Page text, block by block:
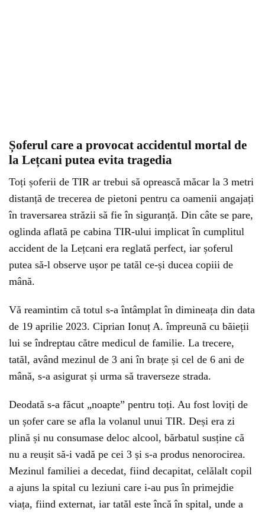
Șoferul care a provocat accidentul mortal de
la Lețcani putea evita tragedia
Toți șoferii de TIR ar trebui să oprească măcar la 3 metri
distanță de trecerea de pietoni pentru ca oamenii angajați
în traversarea străzii să fie în siguranță. Din câte se pare,
oglinda aflată pe cabina TIR-ului implicat în cumplitul
accident de la Lețcani era reglată perfect, iar șoferul
putea să-l observe ușor pe tatăl ce-și ducea copiii de
mână.
Vă reamintim că totul s-a întâmplat în dimineața din data
de 19 aprilie 2023. Ciprian Ionuț A. împreună cu băieții
lui se îndreptau către medicul de familie. La trecere,
tatăl, având mezinul de 3 ani în brațe și cel de 6 ani de
mână, s-a asigurat și urma să traverseze strada.
Deodată s-a făcut „noapte” pentru toți. Au fost loviți de
un șofer care se afla la volanul unui TIR. Deși era zi
plină și nu consumase deloc alcool, bărbatul susține că
nu a reușit să-i vadă pe cei 3 și s-a produs nenorocirea.
Mezinul familiei a decedat, fiind decapitat, celălalt copil
a ajuns la spital cu leziuni care i-au pus în primejdie
viața, fiind externat, iar tatăl este încă în spital, unde a